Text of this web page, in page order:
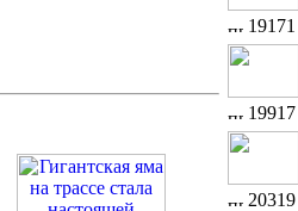
19171
19917
20319